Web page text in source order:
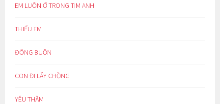
EM LUÔN Ở TRONG TIM ANH
THIẾU EM
ĐÔNG BUỒN
CON ĐI LẤY CHỒNG
YÊU THẦM